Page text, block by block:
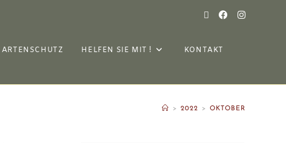
ARTENSCHUTZ HELFEN SIE MIT ! KONTAKT
> 2022 > OKTOBER